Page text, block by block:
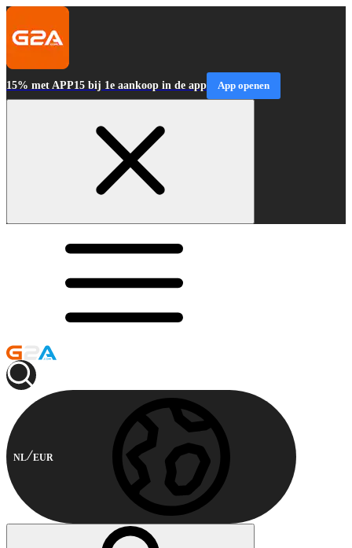
15% met APP15 bij 1e aankoop in de app App openen
NL EUR